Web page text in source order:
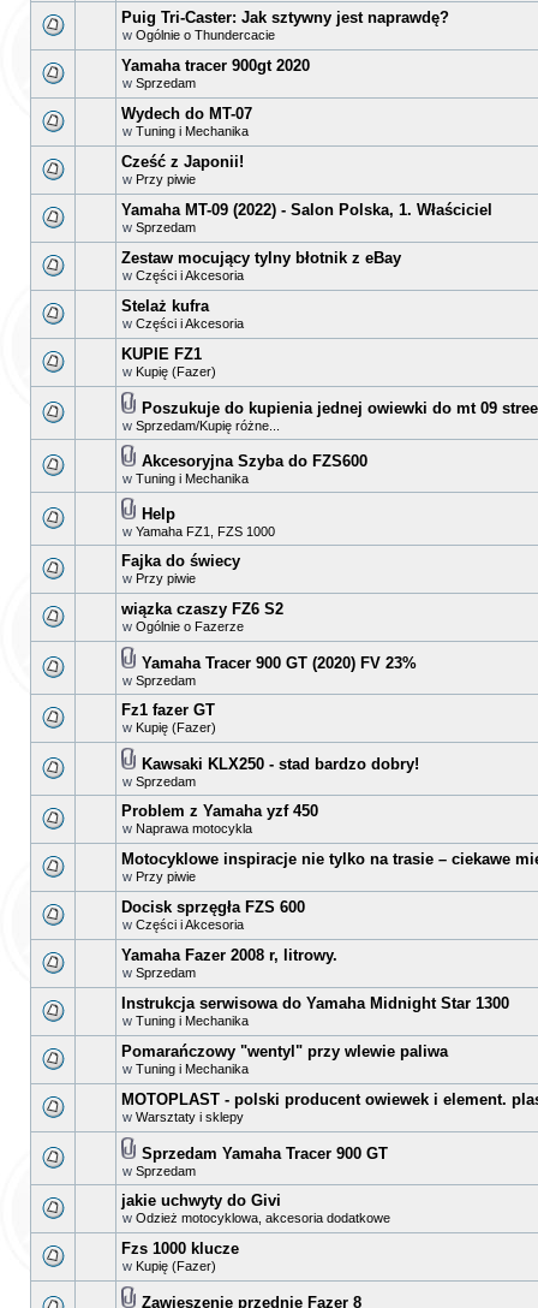
Puig Tri-Caster: Jak sztywny jest naprawdę?
w Ogólnie o Thundercacie
Yamaha tracer 900gt 2020
w Sprzedam
Wydech do MT-07
w Tuning i Mechanika
Cześć z Japonii!
w Przy piwie
Yamaha MT-09 (2022) - Salon Polska, 1. Właściciel
w Sprzedam
Zestaw mocujący tylny błotnik z eBay
w Części i Akcesoria
Stelaż kufra
w Części i Akcesoria
KUPIE FZ1
w Kupię (Fazer)
Poszukuje do kupienia jednej owiewki do mt 09
w Sprzedam/Kupię różne...
Akcesoryjna Szyba do FZS600
w Tuning i Mechanika
Help
w Yamaha FZ1, FZS 1000
Fajka do świecy
w Przy piwie
wiązka czaszy FZ6 S2
w Ogólnie o Fazerze
Yamaha Tracer 900 GT (2020) FV 23%
w Sprzedam
Fz1 fazer GT
w Kupię (Fazer)
Kawsaki KLX250 - stad bardzo dobry!
w Sprzedam
Problem z Yamaha yzf 450
w Naprawa motocykla
Motocyklowe inspiracje nie tylko na trasie – ciekawe
w Przy piwie
Docisk sprzęgła FZS 600
w Części i Akcesoria
Yamaha Fazer 2008 r, litrowy.
w Sprzedam
Instrukcja serwisowa do Yamaha Midnight Star 1300
w Tuning i Mechanika
Pomarańczowy "wentyl" przy wlewie paliwa
w Tuning i Mechanika
MOTOPLAST - polski producent owiewek i element.
w Warsztaty i sklepy
Sprzedam Yamaha Tracer 900 GT
w Sprzedam
jakie uchwyty do Givi
w Odzież motocyklowa, akcesoria dodatkowe
Fzs 1000 klucze
w Kupię (Fazer)
Zawieszenie przednie Fazer 8